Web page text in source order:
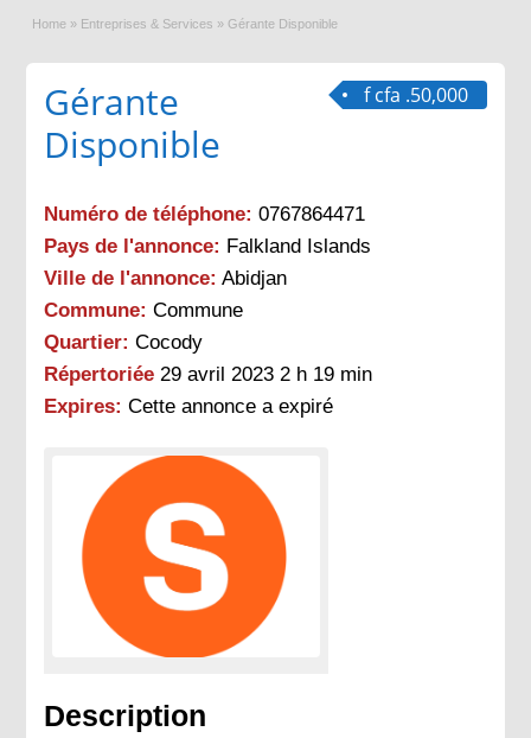
Home » Entreprises & Services » Gérante Disponible
f cfa .50,000
Gérante
Disponible
Numéro de téléphone: 0767864471
Pays de l'annonce: Falkland Islands
Ville de l'annonce: Abidjan
Commune: Commune
Quartier: Cocody
Répertoriée 29 avril 2023 2 h 19 min
Expires: Cette annonce a expiré
Description